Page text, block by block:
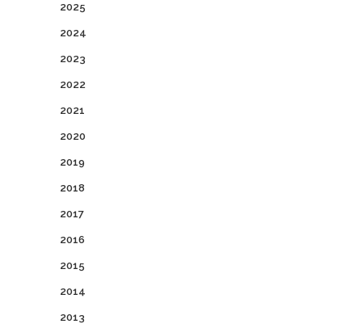
2025
2024
2023
2022
2021
2020
2019
2018
2017
2016
2015
2014
2013